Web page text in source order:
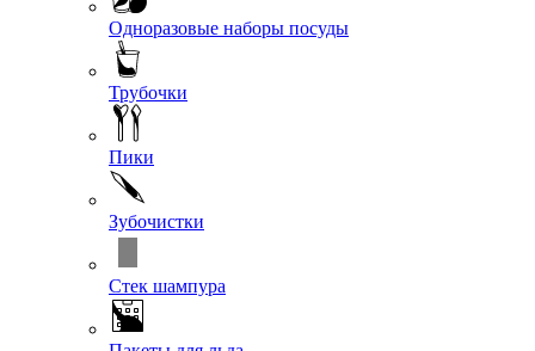
Одноразовые наборы посуды
Трубочки
Пики
Зубочистки
Стек шампура